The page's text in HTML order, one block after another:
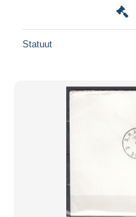
Statuut